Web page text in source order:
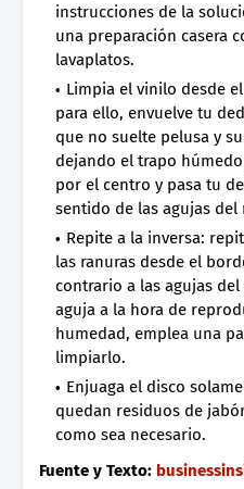
instrucciones de la
una preparación casera
lavaplatos.
Limpia el vinilo desde
para ello, envuelve tu
que no suelte pelusa y
dejando el trapo
por el centro y pasa tu
sentido de las agujas del
Repite a la inversa:
las ranuras desde el
contrario a las agujas
aguja a la hora de
humedad, emplea una
limpiarlo.
Enjuaga el disco
quedan residuos de
como sea necesario.
Fuente y Texto: